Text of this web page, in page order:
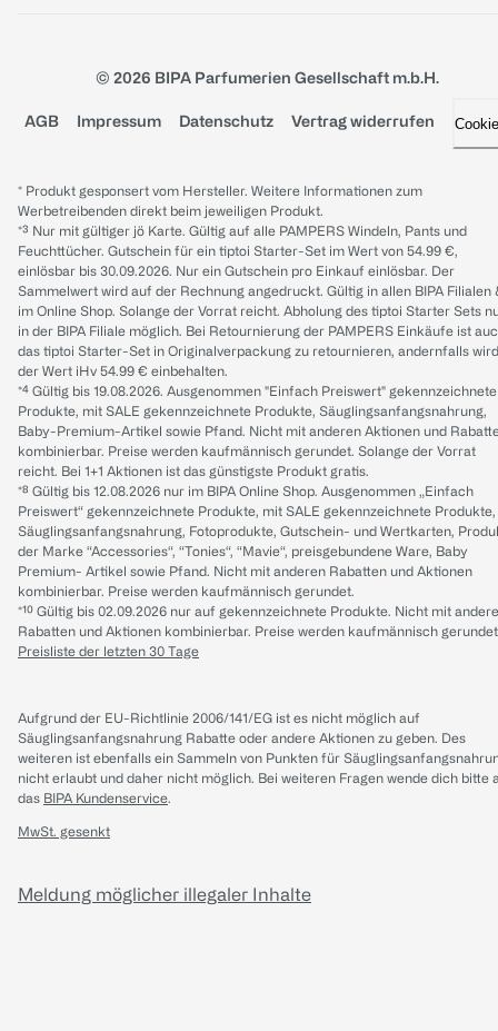
© 2026 BIPA Parfumerien Gesellschaft m.b.H.
AGB Impressum Datenschutz Vertrag widerrufen
* Produkt gesponsert vom Hersteller. Weitere Informationen zum
Werbetreibenden direkt beim jeweiligen Produkt.
*³ Nur mit gültiger jö Karte. Gültig auf alle PAMPERS Windeln, Pants und
Feuchttücher. Gutschein für ein tiptoi Starter-Set im Wert von 54.99 €,
einlösbar bis 30.09.2026. Nur ein Gutschein pro Einkauf einlösbar. Der
Sammelwert wird auf der Rechnung angedruckt. Gültig in allen BIPA Filialen
im Online Shop. Solange der Vorrat reicht. Abholung des tiptoi Starter Sets
in der BIPA Filiale möglich. Bei Retournierung der PAMPERS Einkäufe ist
das tiptoi Starter-Set in Originalverpackung zu retournieren, andernfalls wird
der Wert iHv 54.99 € einbehalten.
*⁴ Gültig bis 19.08.2026. Ausgenommen "Einfach Preiswert" gekennzeichnete
Produkte, mit SALE gekennzeichnete Produkte, Säuglingsanfangsnahrung,
Baby-Premium-Artikel sowie Pfand. Nicht mit anderen Aktionen und
kombinierbar. Preise werden kaufmännisch gerundet. Solange der Vorrat
reicht. Bei 1+1 Aktionen ist das günstigste Produkt gratis.
*⁸ Gültig bis 12.08.2026 nur im BIPA Online Shop. Ausgenommen „Einfach
Preiswert“ gekennzeichnete Produkte, mit SALE gekennzeichnete Produkte,
Säuglingsanfangsnahrung, Fotoprodukte, Gutschein- und Wertkarten,
der Marke “Accessories“, “Tonies“, “Mavie“, preisgebundene Ware, Baby
Premium- Artikel sowie Pfand. Nicht mit anderen Rabatten und Aktionen
kombinierbar. Preise werden kaufmännisch gerundet.
*¹⁰ Gültig bis 02.09.2026 nur auf gekennzeichnete Produkte. Nicht mit
Rabatten und Aktionen kombinierbar. Preise werden kaufmännisch
Preisliste der letzten 30 Tage
Aufgrund der EU-Richtlinie 2006/141/EG ist es nicht möglich auf
Säuglingsanfangsnahrung Rabatte oder andere Aktionen zu geben. Des
weiteren ist ebenfalls ein Sammeln von Punkten für
nicht erlaubt und daher nicht möglich. Bei weiteren Fragen wende dich bitte
das BIPA Kundenservice.
MwSt. gesenkt
Meldung möglicher illegaler Inhalte